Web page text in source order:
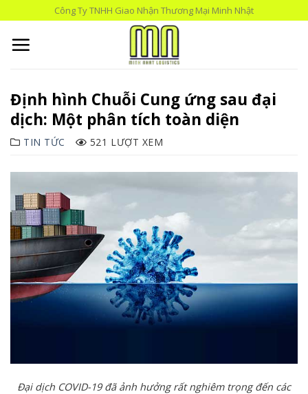
to
content
Công Ty TNHH Giao Nhận Thương Mại Minh Nhật
Định hình Chuỗi Cung ứng sau đại
dịch: Một phân tích toàn diện
TIN TỨC 521 LƯỢT XEM
Đại dịch COVID-19 đã ảnh hưởng rất nghiêm trọng đến các